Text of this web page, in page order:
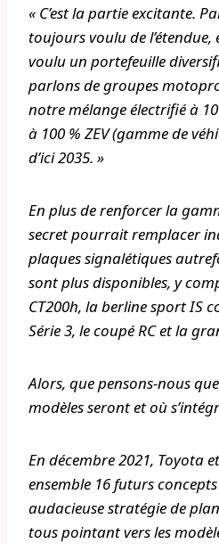
« C’est la partie excitante.
toujours voulu de
voulu un portefeuille
parlons de groupes
notre mélange électrifié à
à 100 % ZEV (gamme de
d’ici 2035. »
En plus de renforcer la
secret pourrait remplacer
plaques signalétiques
sont plus disponibles, y
CT200h, la berline sport IS
Série 3, le coupé RC et la
Alors, que pensons-nous
modèles seront et où
En décembre 2021, Toyota
ensemble 16 futurs
audacieuse stratégie de
tous pointant vers les